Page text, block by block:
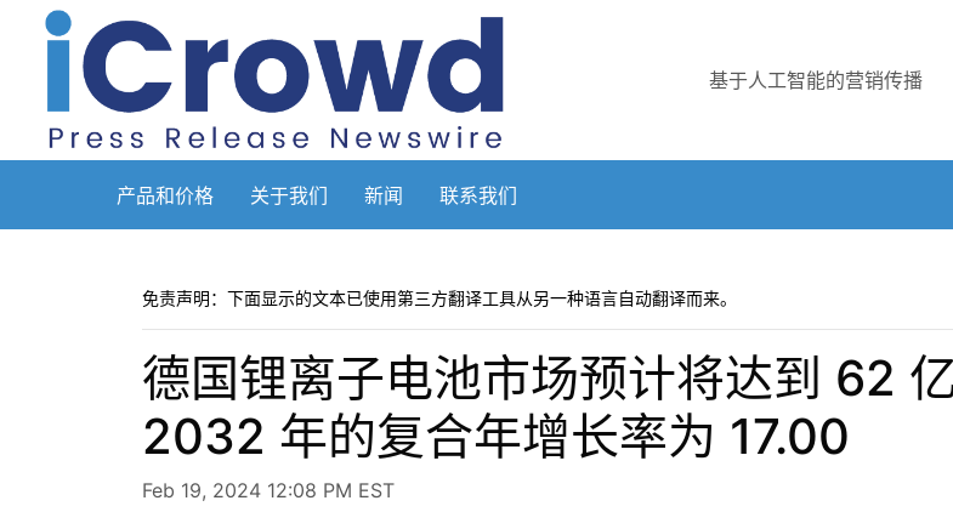
基于人工智能的营销传播
产品和价格 关于我们 新闻 联系我们
免责声明：下面显示的文本已使用第三方翻译工具从另一种语言自动翻译而来。
德国锂离子电池市场预计将达到 62
2032 年的复合年增长率为 17.00
Feb 19, 2024 12:08 PM EST